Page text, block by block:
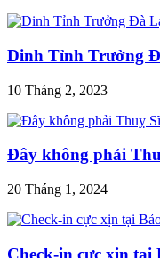
Dinh Tỉnh Trưởng
10 Tháng 2, 2023
Đây không phải
20 Tháng 1, 2024
Check-in cực xịn tại